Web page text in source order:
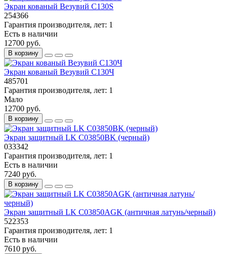
Экран кованый Везувий С130S
254366
Гарантия производителя, лет: 1
Есть в наличии
12700 руб.
В корзину
Экран кованый Везувий С130Ч
485701
Гарантия производителя, лет: 1
Мало
12700 руб.
В корзину
Экран защитный LK C03850BK (черный)
033342
Гарантия производителя, лет: 1
Есть в наличии
7240 руб.
В корзину
Экран защитный LK C03850AGK (античная латунь/черный)
522353
Гарантия производителя, лет: 1
Есть в наличии
7610 руб.